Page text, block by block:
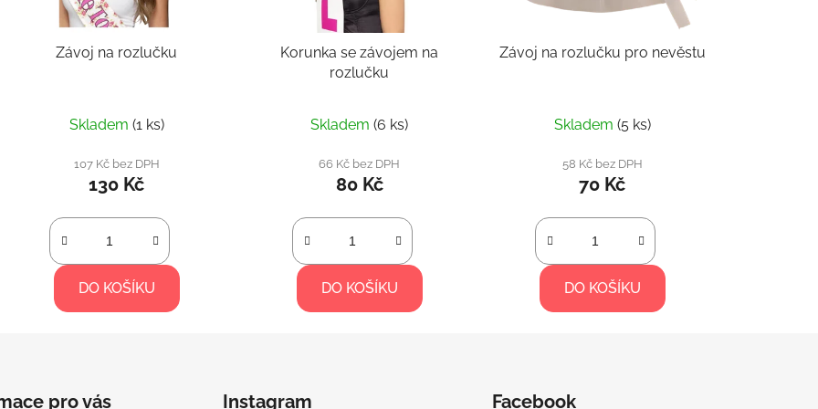
Závoj na rozlučku
Skladem (1 ks)
107 Kč bez DPH
130 Kč
DO KOŠÍKU
Korunka se závojem na
rozlučku
Skladem(6 ks)
66 Kč bez DPH
80 Kč
DO KOŠÍKU
Závoj na rozlučku pro nevěstu
Skladem (5 ks)
58 Kč bez DPH
70 Kč
DO KOŠÍKU
pro vás Instagram Facebook